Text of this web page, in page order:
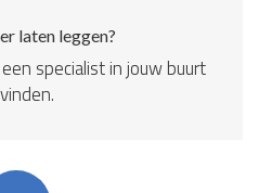
laten leggen?
specialist in jouw buurt